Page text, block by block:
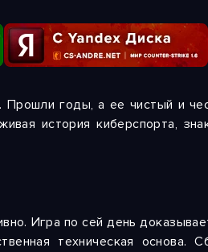
Прошли годы, а ее чистый и
история киберспорта,
Игра по сей день
техническая основа.